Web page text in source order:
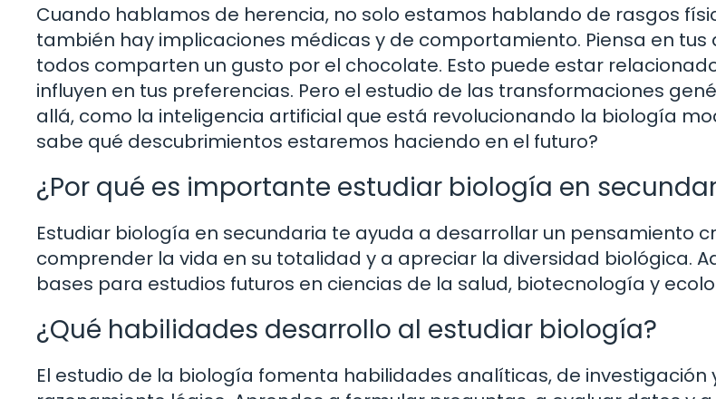
Cuando hablamos de herencia, no solo estamos hablando de rasgos
también hay implicaciones médicas y de comportamiento. Piensa en tus
todos comparten un gusto por el chocolate. Esto puede estar
influyen en tus preferencias. Pero el estudio de las transformaciones
allá, como la inteligencia artificial que está revolucionando la biología
sabe qué descubrimientos estaremos haciendo en el futuro?
¿Por qué es importante estudiar biología en
Estudiar biología en secundaria te ayuda a desarrollar un pensamiento
comprender la vida en su totalidad y a apreciar la diversidad biológica.
bases para estudios futuros en ciencias de la salud, biotecnología y
¿Qué habilidades desarrollo al estudiar biología?
El estudio de la biología fomenta habilidades analíticas, de investigación